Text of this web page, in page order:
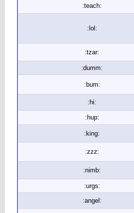
:teach:
:lol:
:tzar:
:dumm:
:bum:
:hi:
:hup:
:king:
:zzz:
:nimb:
:urgs:
:angel: